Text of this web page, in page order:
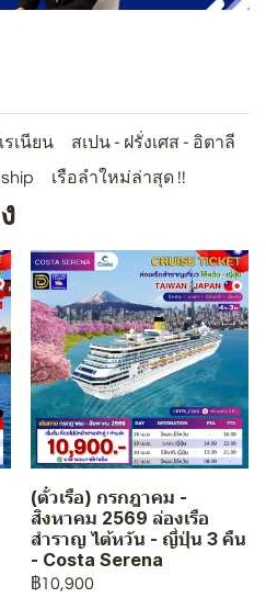
รเนียน
สเปน - ฝรั่งเศส - อิตาลี
เรือลำใหม่ล่าสุด !!
(ตั๋วเรือ) กรกฎาคม -
สิงหาคม 2569 ล่องเรือ
สำราญ ไต้หวัน - ญี่ปุ่น 3 คืน
- Costa Serena
฿10,900